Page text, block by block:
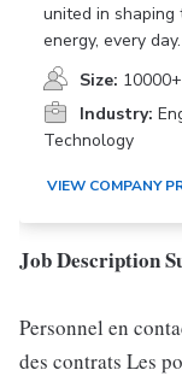
united in
energy, every day.
Size:
Industry:
Technology
VIEW COMPANY
Job Description
Personnel en
des contrats Les